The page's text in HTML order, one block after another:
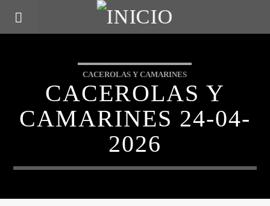
CACEROLAS Y CAMARINES
CACEROLAS Y
CAMARINES 24-04-
2026